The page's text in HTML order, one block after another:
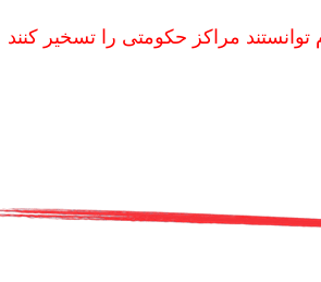
مراکز حکومتی را تسخیر کنند